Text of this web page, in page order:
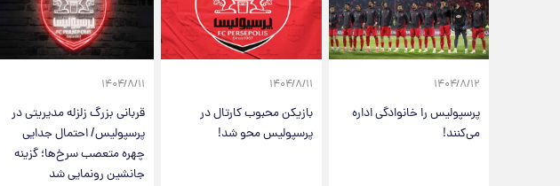
۱۴۰۴/۸/۱۲
پرسپولیس را خانوادگی اداره
می‌کنند!
۱۴۰۴/۸/۱۱
بازیکن محبوب کارتال در
پرسپولیس محو شد!
۱۴۰۴/۸/۱۱
قربانی بزرگ زلزله مدیریتی در
پرسپولیس/ احتمال جدایی
چهره متعصب سرخ‌ها؛ گزینه
جانشین رونمایی شد